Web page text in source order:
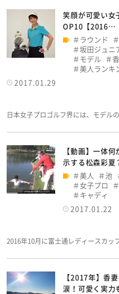
笑顔が可愛い女
OP10【2016…
ラウンド
坂田ジュニ
モデル
美人ランキ
2017.01.29
日本女子プロゴルフ界には、モデル
【動画】一体
示する松森彩夏
美人
池
女子プロ
キャディ
2017.01.22
2016年10月に富士通レディースカ
【2017年】香
涙！可愛く実